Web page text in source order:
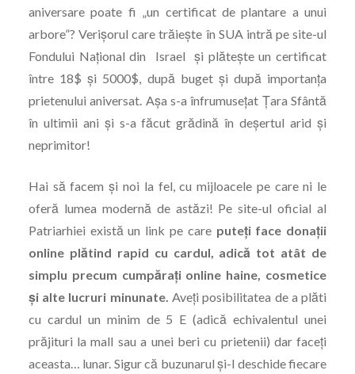
aniversare poate fi „un certificat de plantare a unui
arbore”? Verişorul care trăieşte în SUA intră pe site-ul
Fondului Naţional din Israel şi plăteşte un certificat
între 18$ şi 5000$, după buget şi după importanţa
prietenului aniversat. Aşa s-a înfrumuseţat Ţara Sfântă
în ultimii ani şi s-a făcut grădină în deşertul arid şi
neprimitor!
Hai să facem şi noi la fel, cu mijloacele pe care ni le
oferă lumea modernă de astăzi! Pe site-ul oficial al
Patriarhiei există un link pe care puteţi face donaţii
online plătind rapid cu cardul, adică tot atât de
simplu precum cumpăraţi online haine, cosmetice
şi alte lucruri minunate. Aveţi posibilitatea de a plăti
cu cardul un minim de 5 E (adică echivalentul unei
prăjituri la mall sau a unei beri cu prietenii) dar faceţi
aceasta… lunar. Sigur că buzunarul şi-l deschide fiecare